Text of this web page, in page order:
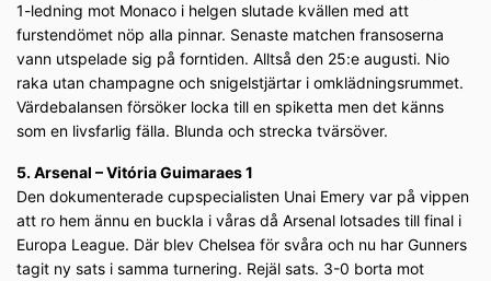
1-ledning mot Monaco i helgen slutade kvällen med att
furstendömet nöp alla pinnar. Senaste matchen fransoserna
vann utspelade sig på forntiden. Alltså den 25:e augusti. Nio
raka utan champagne och snigelstjärtar i omklädningsrummet.
Värdebalansen försöker locka till en spiketta men det känns
som en livsfarlig fälla. Blunda och strecka tvärsöver.
5. Arsenal – Vitória Guimaraes 1
Den dokumenterade cupspecialisten Unai Emery var på vippen
att ro hem ännu en buckla i våras då Arsenal lotsades till final i
Europa League. Där blev Chelsea för svåra och nu har Gunners
tagit ny sats i samma turnering. Rejäl sats. 3-0 borta mot